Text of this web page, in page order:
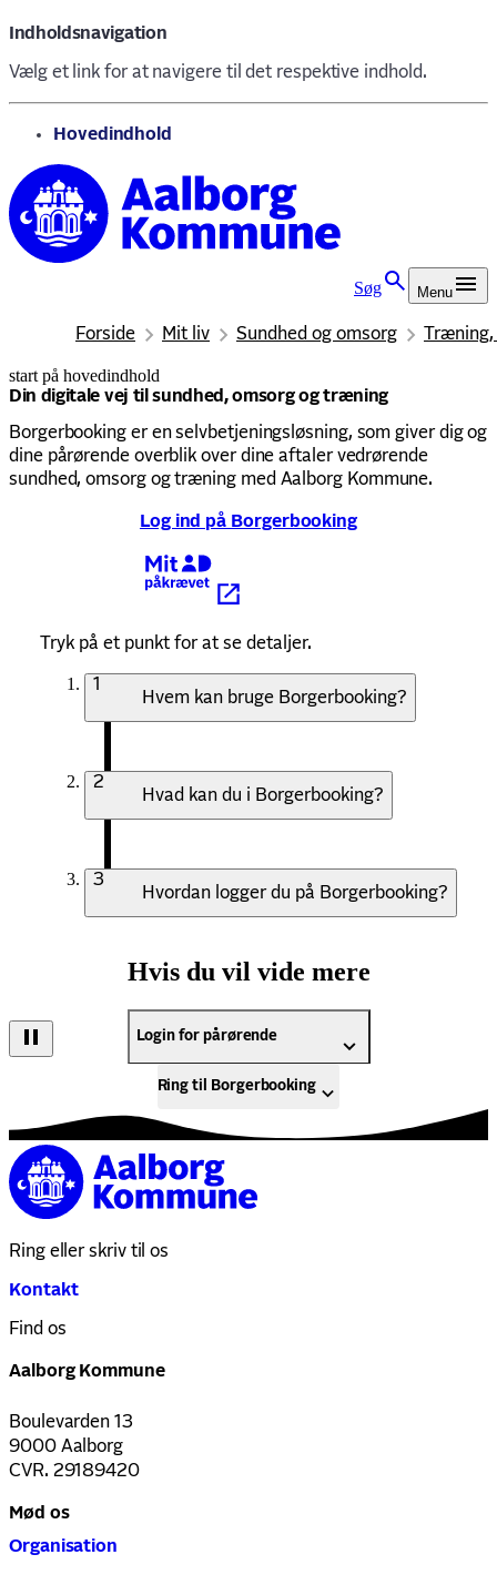
Indholdsnavigation
Vælg et link for at navigere til det respektive indhold.
gå til
Hovedindhold
Søg Menu
Forside Mit liv Sundhed og omsorg Træning,
start på hovedindhold
Din digitale vej til sundhed, omsorg og træning
Borgerbooking er en selvbetjeningsløsning, som giver dig og
dine pårørende overblik over dine aftaler vedrørende
sundhed, omsorg og træning med Aalborg Kommune.
senest opdateret 24. juni 2026
Log ind på Borgerbooking
Kræver MitID
Tryk på et punkt for at se detaljer.
1
Hvem kan bruge Borgerbooking?
2
Hvad kan du i Borgerbooking?
3
Hvordan logger du på Borgerbooking?
Hvis du vil vide mere
Login for pårørende
Ring til Borgerbooking
Ring eller skriv til os
Kontakt
Find os
Aalborg Kommune
Boulevarden 13
9000 Aalborg
CVR. 29189420
Mød os
Organisation